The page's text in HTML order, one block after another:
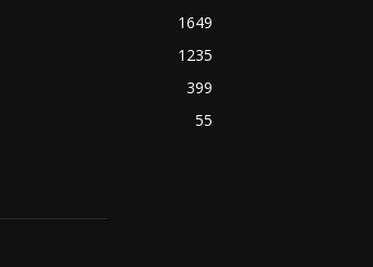
1649
1235
399
55